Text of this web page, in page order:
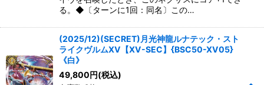
る。◆〔ターンに1回：同名〕この…
(2025/12)(SECRET)月光神龍ルナテック・スト
ライクヴルムXV【XV-SEC】{BSC50-XV05}
《白》
49,800円(税込)